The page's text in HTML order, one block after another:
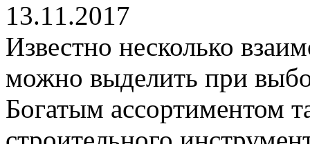
13.11.2017
Известно несколько
можно выделить при
Богатым ассортиментом